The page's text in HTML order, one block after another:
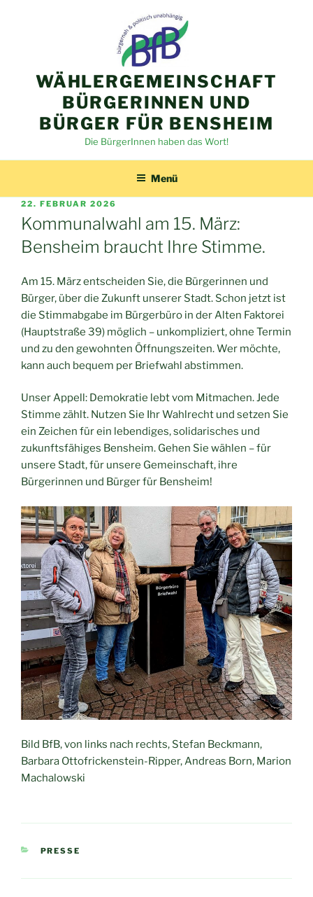
WÄHLERGEMEINSCHAFT
BÜRGERINNEN UND
BÜRGER FÜR BENSHEIM
Die BürgerInnen haben das Wort!
Menü
VERÖFFENTLICHT
AM
22. FEBRUAR 2026
Kommunalwahl am 15. März:
Bensheim braucht Ihre Stimme.
Am 15. März entscheiden Sie, die Bürgerinnen und
Bürger, über die Zukunft unserer Stadt. Schon jetzt ist
die Stimmabgabe im Bürgerbüro in der Alten Faktorei
(Hauptstraße 39) möglich – unkompliziert, ohne Termin
und zu den gewohnten Öffnungszeiten. Wer möchte,
kann auch bequem per Briefwahl abstimmen.
Unser Appell: Demokratie lebt vom Mitmachen. Jede
Stimme zählt. Nutzen Sie Ihr Wahlrecht und setzen Sie
ein Zeichen für ein lebendiges, solidarisches und
zukunftsfähiges Bensheim. Gehen Sie wählen – für
unsere Stadt, für unsere Gemeinschaft, ihre
Bürgerinnen und Bürger für Bensheim!
Bild BfB, von links nach rechts, Stefan Beckmann,
Barbara Ottofrickenstein-Ripper, Andreas Born, Marion
Machalowski
KATEGORIEN
PRESSE